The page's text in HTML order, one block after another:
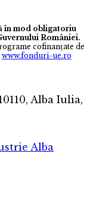
în mod obligatoriu
României.
cofinanţate de
www.fonduri-ue.ro
Alba Iulia,
Alba